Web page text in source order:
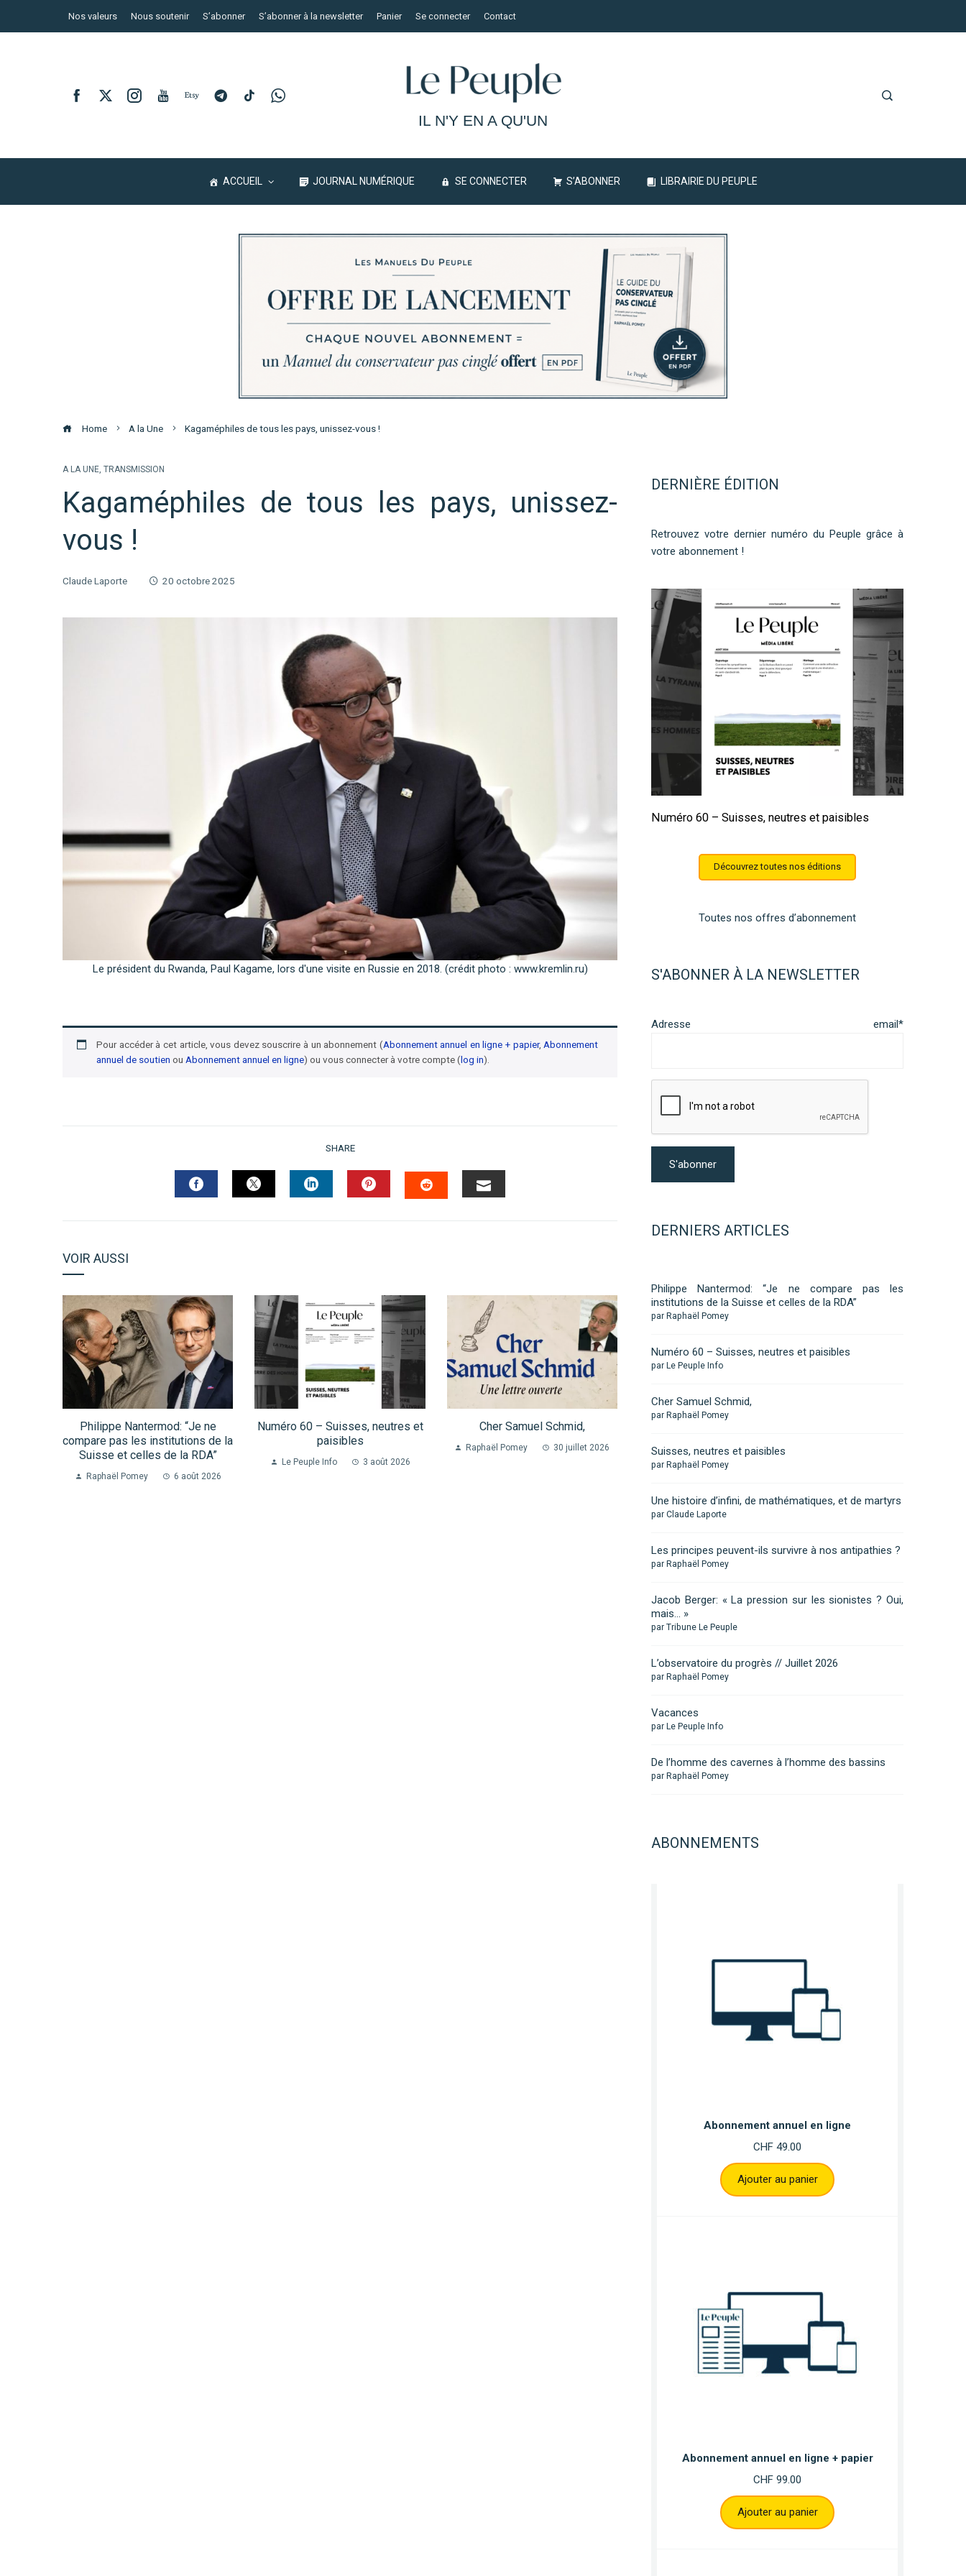
Nos valeurs Nous soutenir S’abonner S’abonner à la newsletter Panier Se connecter Contact
IL N'Y EN A QU'UN
ACCUEIL JOURNAL NUMÉRIQUE SE CONNECTER S’ABONNER LIBRAIRIE DU PEUPLE
Home A la Une Kagaméphiles de tous les pays, unissez-vous !
A LA UNE, TRANSMISSION
Kagaméphiles de tous les pays, unissez-
vous !
Claude Laporte 20 octobre 2025
Le président du Rwanda, Paul Kagame, lors d'une visite en Russie en 2018. (crédit photo : www.kremlin.ru)
Pour accéder à cet article, vous devez souscrire à un abonnement (Abonnement annuel en ligne + papier, Abonnement
annuel de soutien ou Abonnement annuel en ligne) ou vous connecter à votre compte (log in).
SHARE
VOIR AUSSI
Philippe Nantermod: “Je ne
compare pas les institutions de la
Suisse et celles de la RDA”
Raphaël Pomey 6 août 2026
Numéro 60 – Suisses, neutres et
paisibles
Le Peuple Info 3 août 2026
Cher Samuel Schmid,
Raphaël Pomey 30 juillet 2026
DERNIÈRE ÉDITION
Retrouvez votre dernier numéro du Peuple grâce à
votre abonnement !
Numéro 60 – Suisses, neutres et paisibles
Découvrez toutes nos éditions
Toutes nos offres d’abonnement
S'ABONNER À LA NEWSLETTER
Adresse email*
DERNIERS ARTICLES
Philippe Nantermod: “Je ne compare pas les
institutions de la Suisse et celles de la RDA”
par Raphaël Pomey
Numéro 60 – Suisses, neutres et paisibles
par Le Peuple Info
Cher Samuel Schmid,
par Raphaël Pomey
Suisses, neutres et paisibles
par Raphaël Pomey
Une histoire d’infini, de mathématiques, et de martyrs
par Claude Laporte
Les principes peuvent-ils survivre à nos antipathies ?
par Raphaël Pomey
Jacob Berger: « La pression sur les sionistes ? Oui,
mais… »
par Tribune Le Peuple
L’observatoire du progrès // Juillet 2026
par Raphaël Pomey
Vacances
par Le Peuple Info
De l’homme des cavernes à l’homme des bassins
par Raphaël Pomey
ABONNEMENTS
Abonnement annuel en ligne
CHF 49.00
Ajouter au panier
Abonnement annuel en ligne + papier
CHF 99.00
Ajouter au panier